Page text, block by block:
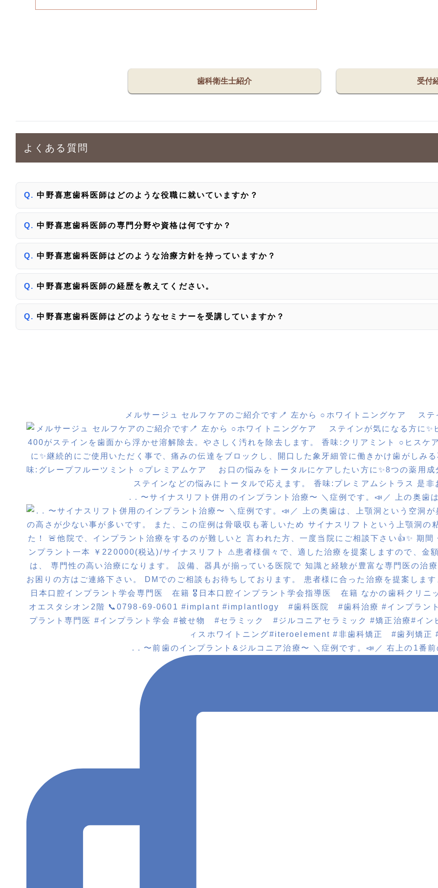
歯科衛生士紹介 受付
よくある質問
中野喜恵歯科医師はどのような役職に就いていますか？
中野喜恵歯科医師の専門分野や資格は何ですか？
中野喜恵歯科医師はどのような治療方針を持っていますか？
中野喜恵歯科医師の経歴を教えてください。
中野喜恵歯科医師はどのようなセミナーを受講していますか？
メルサージュ セルフケアのご紹介です🪥 左から ○ホワイトニングケア ステ
. . 〜サイナスリフト併用のインプラント治療〜 ＼症例です。📣／ 上の奥歯
. . 〜前歯のインプラント&ジルコニア治療〜 ＼症例です。📣／ 右上の1番